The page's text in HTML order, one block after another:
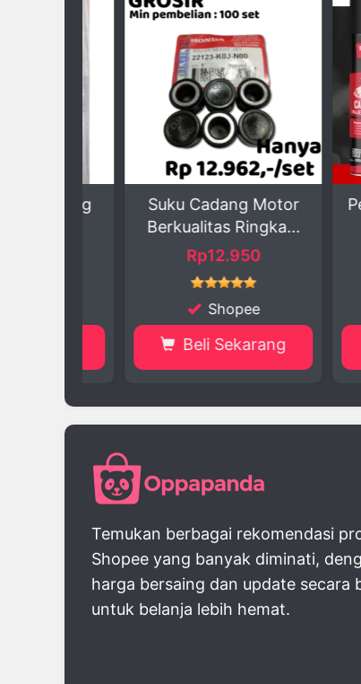
Suku Cadang Motor
Berkualitas Ringka...
Rp12.950
Shopee
Beli Sekarang
Temukan berbagai rekomendasi
Shopee yang banyak diminati,
harga bersaing dan update secara
untuk belanja lebih hemat.